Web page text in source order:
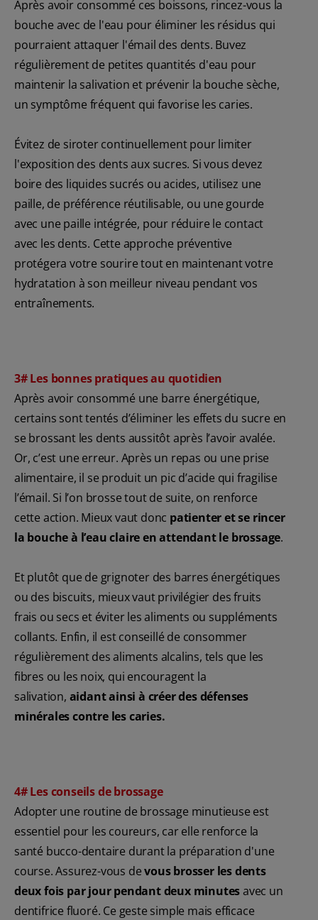
Après avoir consommé ces boissons, rincez-vous la
bouche avec de l'eau pour éliminer les résidus qui
pourraient attaquer l'émail des dents. Buvez
régulièrement de petites quantités d'eau pour
maintenir la salivation et prévenir la bouche sèche,
un symptôme fréquent qui favorise les caries.
Évitez de siroter continuellement pour limiter
l'exposition des dents aux sucres. Si vous devez
boire des liquides sucrés ou acides, utilisez une
paille, de préférence réutilisable, ou une gourde
avec une paille intégrée, pour réduire le contact
avec les dents. Cette approche préventive
protégera votre sourire tout en maintenant votre
hydratation à son meilleur niveau pendant vos
entraînements.
3# Les bonnes pratiques au quotidien
Après avoir consommé une barre énergétique,
certains sont tentés d’éliminer les effets du sucre en
se brossant les dents aussitôt après l’avoir avalée.
Or, c’est une erreur. Après un repas ou une prise
alimentaire, il se produit un pic d’acide qui fragilise
l’émail. Si l’on brosse tout de suite, on renforce
cette action. Mieux vaut donc patienter et se rincer
la bouche à l’eau claire en attendant le brossage.
Et plutôt que de grignoter des barres énergétiques
ou des biscuits, mieux vaut privilégier des fruits
frais ou secs et éviter les aliments ou suppléments
collants. Enfin, il est conseillé de consommer
régulièrement des aliments alcalins, tels que les
fibres ou les noix, qui encouragent la
salivation, aidant ainsi à créer des défenses
minérales contre les caries.
4# Les conseils de brossage
Adopter une routine de brossage minutieuse est
essentiel pour les coureurs, car elle renforce la
santé bucco-dentaire durant la préparation d'une
course. Assurez-vous devous brosser les dents
deux fois par jour pendant deux minutesavec un
dentifrice fluoré. Ce geste simple mais efficace